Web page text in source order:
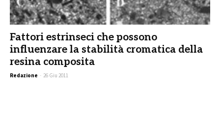
Fattori estrinseci che possono
influenzare la stabilità cromatica della
resina composita
Redazione - 26 Giu 2011